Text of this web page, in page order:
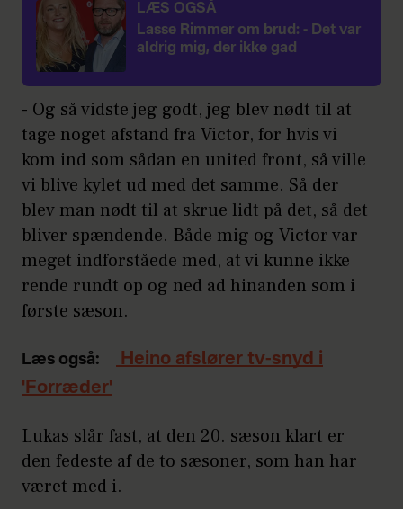
LÆS OGSÅ
Lasse Rimmer om brud: - Det var
aldrig mig, der ikke gad
- Og så vidste jeg godt, jeg blev nødt til at
tage noget afstand fra Victor, for hvis vi
kom ind som sådan en united front, så ville
vi blive kylet ud med det samme. Så der
blev man nødt til at skrue lidt på det, så det
bliver spændende. Både mig og Victor var
meget indforståede med, at vi kunne ikke
rende rundt op og ned ad hinanden som i
første sæson.
Læs også:
Heino afslører tv-snyd i
'Forræder'
Lukas slår fast, at den 20. sæson klart er
den fedeste af de to sæsoner, som han har
været med i.